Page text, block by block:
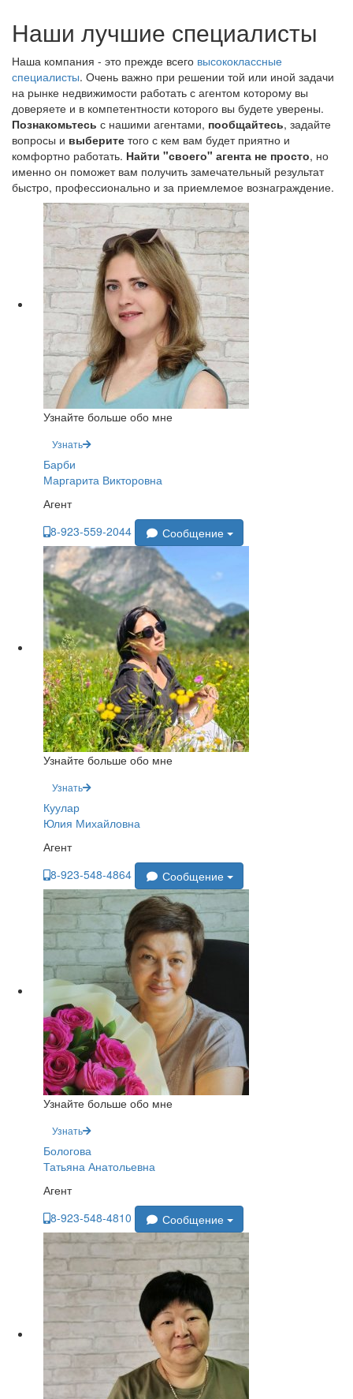
Наши лучшие специалисты
Наша компания - это прежде всего высококлассные
специалисты. Очень важно при решении той или иной задачи
на рынке недвижимости работать с агентом которому вы
доверяете и в компетентности которого вы будете уверены.
Познакомьтесь с нашими агентами, пообщайтесь, задайте
вопросы и выберите того с кем вам будет приятно и
комфортно работать. Найти "своего" агента не просто, но
именно он поможет вам получить замечательный результат
быстро, профессионально и за приемлемое вознаграждение.
Узнайте больше обо мне
Узнать
Барби
Маргарита Викторовна
Агент
8-923-559-2044
Сообщение
Узнайте больше обо мне
Узнать
Куулар
Юлия Михайловна
Агент
8-923-548-4864
Сообщение
Узнайте больше обо мне
Узнать
Бологова
Татьяна Анатольевна
Агент
8-923-548-4810
Сообщение